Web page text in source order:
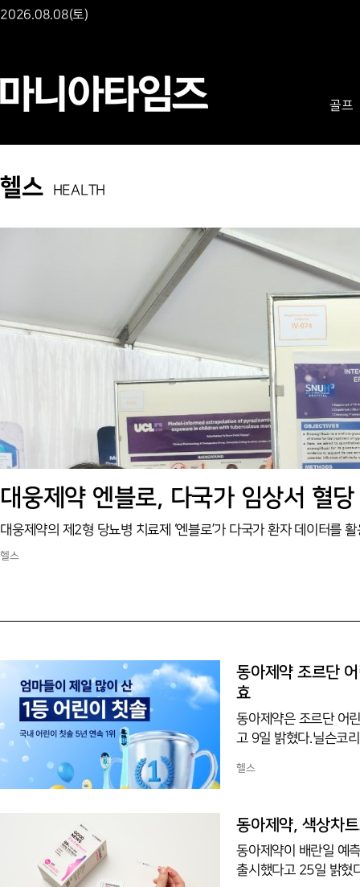
2026.08.08(토)
골프
헬스 HEALTH
대웅제약 엔블로, 다국가 임상서 혈
헬스
동아제약 조르단
효
동아제약은 조르단 어
고 9일 밝혔다.닐슨코
기록했다.조르단은
이 꼽힌다. 어린이의
능하도록 설계했다.대
헬스
동아제약, 색상차
동아제약이 배란일 예
출시했다고 25일 밝혔